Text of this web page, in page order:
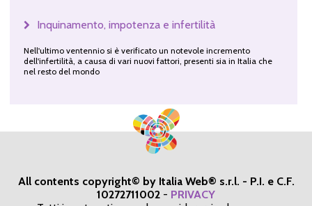
Inquinamento, impotenza e infertilità
Nell'ultimo ventennio si è verificato un notevole incremento
dell'infertilità, a causa di vari nuovi fattori, presenti sia in Italia che
nel resto del mondo
All contents copyright© by Italia Web® s.r.l. - P.I. e C.F.
10272711002 - PRIVACY